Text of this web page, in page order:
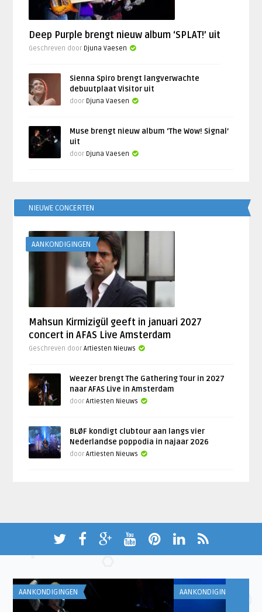
Deep Purple brengt nieuw album ‘SPLAT!’ uit
Geschreven door Djuna Vaesen
Sienna Spiro brengt langverwachte
debuutplaat Visitor uit
door Djuna Vaesen
Muse brengt nieuw album ‘The Wow! Signal’
uit
door Djuna Vaesen
NIEUWE CONCERTEN
AANKONDIGINGEN
Mahsun Kirmizigül geeft in januari 2027
concert in AFAS Live Amsterdam
Geschreven doorArtiesten Nieuws
Weezer brengt The Gathering Tour in 2027
naar AFAS Live in Amsterdam
doorArtiesten Nieuws
BLØF kondigt clubtour aan langs vier
Nederlandse poppodia in najaar 2026
doorArtiesten Nieuws
AANKONDIGINGEN AANKONDIGINGEN